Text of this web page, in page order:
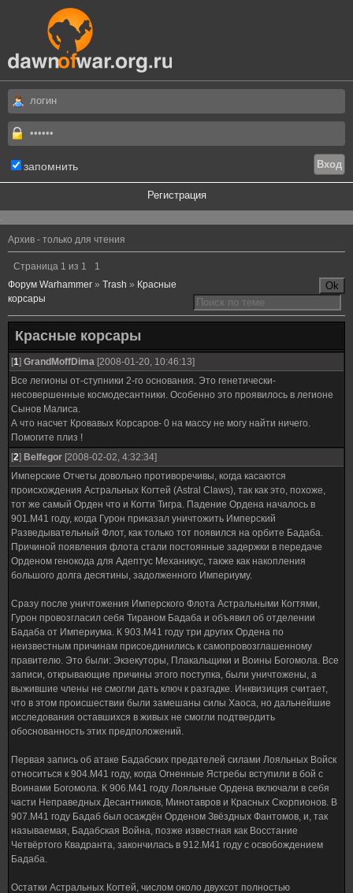
запомнить
Регистрация
.
Архив - только для чтения
Страница 1 из 1
1
Форум Warhammer » Trash » Красные
корсары
Красные корсары
[1] GrandMoffDima [2008-01-20, 10:46:13]
Все легионы от-ступники 2-го основания. Это генетически-
несовершенные космодесантники. Особенно это проявилось в легионе
Сынов Малиса.
А что насчет Кровавых Корсаров- 0 на массу не могу найти ничего.
Помогите плиз !
[2] Belfegor [2008-02-02, 4:32:34]
Имперские Отчеты довольно противоречивы, когда касаются
происхождения Астральных Когтей (Astral Claws), так как это, похоже,
тот же самый Орден что и Когти Тигра. Падение Ордена началось в
901.М41 году, когда Гурон приказал уничтожить Имперский
Разведывательный Флот, как только тот появился на орбите Бадаба.
Причиной появления флота стали постоянные задержки в передаче
Орденом генокода для Адептус Механикус, также как накопления
большого долга десятины, задолженного Империуму.
Сразу после уничтожения Имперского Флота Астральными Когтями,
Гурон провозгласил себя Тираном Бадаба и объявил об отделении
Бадаба от Империума. К 903.M41 году три других Ордена по
неизвестным причинам присоединились к самопровозглашенному
правителю. Это были: Экзекуторы, Плакальщики и Воины Богомола. Все
записи, открывающие причины этого поступка, были уничтожены, а
выжившие члены не смогли дать ключ к разгадке. Инквизиция считает,
что в этом происшествии были замешаны силы Хаоса, но дальнейшие
исследования оставшихся в живых не смогли подтвердить
обоснованность этих предположений.
Первая запись об атаке Бадабских предателей силами Лояльных Войск
относиться к 904.М41 году, когда Огненные Ястребы вступили в бой с
Воинами Богомола. К 906.M41 году Лояльные Ордена включали в себя
части Неправедных Десантников, Минотавров и Красных Скорпионов. В
907.M41 году Бадаб был осаждён Орденом Звёздных Фантомов, и, так
называемая, Бадабская Война, позже известная как Восстание
Четвёртого Квадранта, закончилась в 912.M41 году с освобождением
Бадаба.
Остатки Астральных Когтей, числом около двухсот полностью